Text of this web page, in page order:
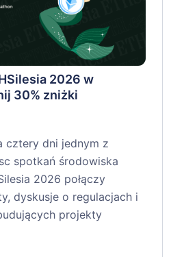
2026 w
30% zniżki
cztery dni jednym z
spotkań środowiska
2026 połączy
dyskusje o regulacjach i
projekty